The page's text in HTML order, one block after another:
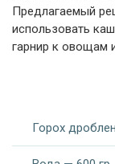
Предлагаемый
использовать
гарнир к овощам
Горох